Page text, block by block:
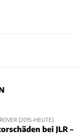
(2015–HEUTE)
bei JLR –